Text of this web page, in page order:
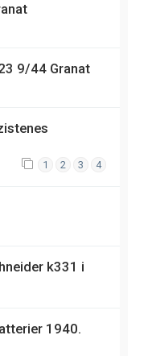
9/44 Granat
1 2 3 4
k331 i
1940.